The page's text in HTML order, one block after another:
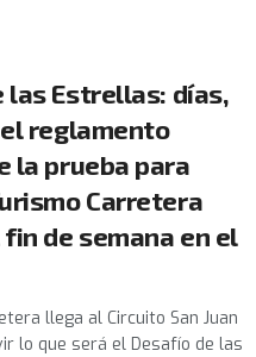
las Estrellas: días,
reglamento
la prueba para
Carretera
de semana en el
llega al Circuito San Juan
lo que será el Desafío de las